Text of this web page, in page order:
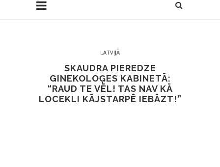
LATVIJĀ
SKAUDRA PIEREDZE
GINEKOLOĢES KABINETĀ:
“RAUD TE VĒL! TAS NAV KĀ
LOCEKLI KĀJSTARPĒ IEBĀZT!”